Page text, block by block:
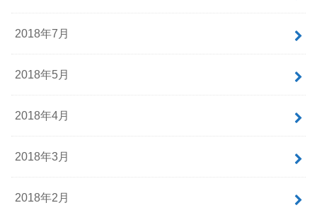
2018年7月
2018年5月
2018年4月
2018年3月
2018年2月